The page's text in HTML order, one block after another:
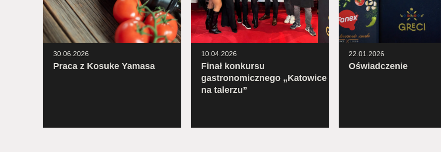
30.06.2026
Praca z Kosuke Yamasa
10.04.2026
Finał konkursu
gastronomicznego „Katowice
na talerzu”
22.01.2026
Oświadczenie